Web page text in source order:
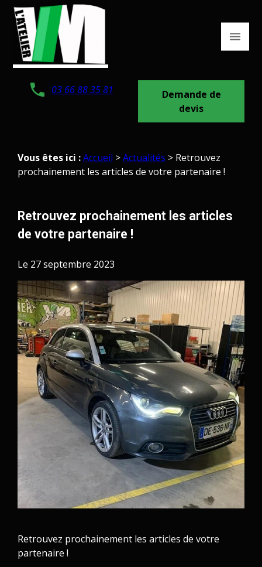
03 66 88 35 81
Demande de
devis
Vous êtes ici : Accueil >Actualités > Retrouvez
prochainement les articles de votre partenaire !
Retrouvez prochainement les articles
de votre partenaire !
Le 27 septembre 2023
Retrouvez prochainement les articles de votre
partenaire !
Panneau de gestion des cookies